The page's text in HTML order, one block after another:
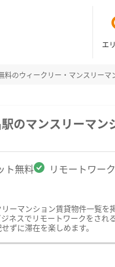
エ
料のウィークリー・マンスリーマ
のマンスリーマ
ト無料 リモートワー
ーマンション賃貸物件一覧
ネスでリモートワークをさ
ずに滞在を楽しめます。